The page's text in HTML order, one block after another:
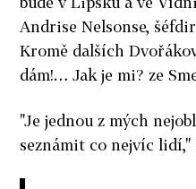
Andrise Nelsonse,
Kromě dalších
dám!… Jak je mi? ze
"Je jednou z mých
seznámit co nejvíc lidí,"